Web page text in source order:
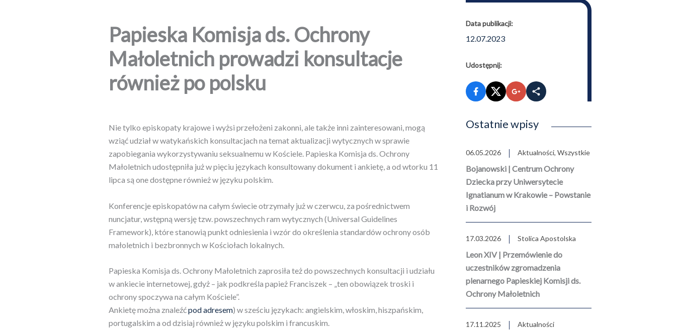
Papieska Komisja ds. Ochrony
Małoletnich prowadzi konsultacje
również po polsku
Nie tylko episkopaty krajowe i wyżsi przełożeni zakonni, ale także inni zainteresowani, mogą
wziąć udział w watykańskich konsultacjach na temat aktualizacji wytycznych w sprawie
zapobiegania wykorzystywaniu seksualnemu w Kościele. Papieska Komisja ds. Ochrony
Małoletnich udostępniła już w pięciu językach konsultowany dokument i ankietę, a od wtorku 11
lipca są one dostępne również w języku polskim.
Konferencje episkopatów na całym świecie otrzymały już w czerwcu, za pośrednictwem
nuncjatur, wstępną wersję tzw. powszechnych ram wytycznych (Universal Guidelines
Framework), które stanowią punkt odniesienia i wzór do określenia standardów ochrony osób
małoletnich i bezbronnych w Kościołach lokalnych.
Papieska Komisja ds. Ochrony Małoletnich zaprosiła też do powszechnych konsultacji i udziału
w ankiecie internetowej, gdyż – jak podkreśla papież Franciszek – „ten obowiązek troski i
ochrony spoczywa na całym Kościele”.
Ankietę można znaleźćpod adresem) w sześciu językach: angielskim, włoskim, hiszpańskim,
portugalskim a od dzisiaj również w języku polskim i francuskim.
Data publikacji:
12.07.2023
Udostępnij:
Ostatnie wpisy
Bojanowski | Centrum Ochrony
Dziecka przy Uniwersytecie
Ignatianum w Krakowie – Powstanie
i Rozwój
06.05.2026 Aktualności, Wszystkie
Leon XIV | Przemówienie do
uczestników zgromadzenia
plenarnego Papieskiej Komisji ds.
Ochrony Małoletnich
17.03.2026 Stolica Apostolska
17.11.2025 Aktualności